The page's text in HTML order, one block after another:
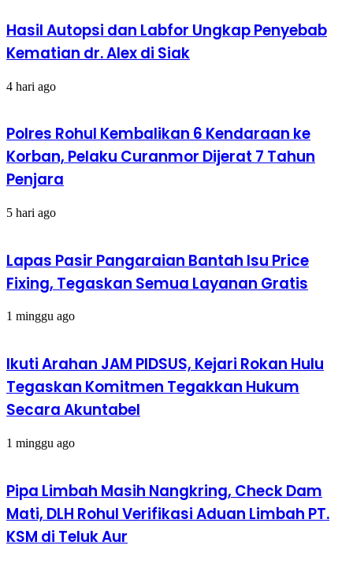
Hasil Autopsi dan Labfor Ungkap Penyebab
Kematian dr. Alex di Siak
4 hari ago
Polres Rohul Kembalikan 6 Kendaraan ke
Korban, Pelaku Curanmor Dijerat 7 Tahun
Penjara
5 hari ago
Lapas Pasir Pangaraian Bantah Isu Price
Fixing, Tegaskan Semua Layanan Gratis
1 minggu ago
Ikuti Arahan JAM PIDSUS, Kejari Rokan Hulu
Tegaskan Komitmen Tegakkan Hukum
Secara Akuntabel
1 minggu ago
Pipa Limbah Masih Nangkring, Check Dam
Mati, DLH Rohul Verifikasi Aduan Limbah PT.
KSM di Teluk Aur